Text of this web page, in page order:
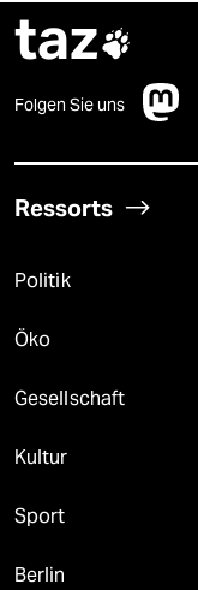
taz
Folgen Sie uns
Ressorts
Politik
Öko
Gesellschaft
Kultur
Sport
Berlin